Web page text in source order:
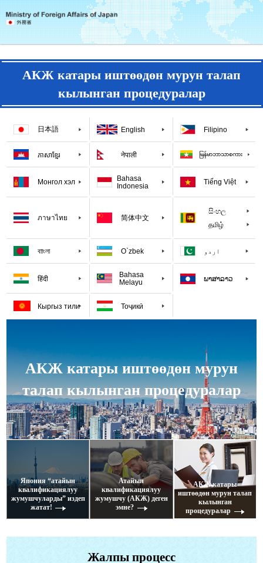
АКЖ катары иштөөдөн мурун талап
кылынган процедуралар
日本語 English Filipino
ភាសាខ្មែរ नेपाली မြန်မာဘာသာစကား
Монгол хэл
Bahasa
Indonesia
Tiếng Việt
ภาษาไทย 简体中文
සිංහල
தமிழ்
বাাংলা O`zbek اردو
हिंदी
Bahasa
Melayu
ພາສາລາວ
Кыргыз тили Тоҷикӣ
АКЖ катары иштөөдөн мурун
талап кылынган процедуралар
Япония “aтайын
квалификациялуу
жумушчуларды” издеп
жатат!
Атайын
квалификациялуу
жумушчу (АКЖ) деген
эмне?
АКЖ катары
иштөөдөн мурун талап
кылынган
процедуралар
Жалпы процесс